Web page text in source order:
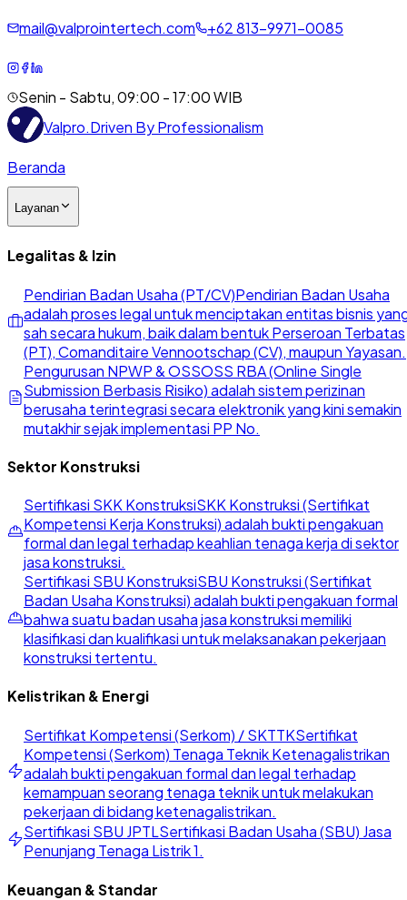
mail@valprointertech.com +62813-9971-0085
Senin - Sabtu, 09:00 - 17:00 WIB
Valpro.Driven By Professionalism
Beranda
Layanan
Legalitas & Izin
Pendirian Badan Usaha (PT/CV)Pendirian Badan Usaha
adalah proses legal untuk menciptakan entitas bisnis
sah secara hukum, baik dalam bentuk Perseroan Terbatas
(PT), Comanditaire Vennootschap (CV), maupun Yayasan.
Pengurusan NPWP & OSSOSS RBA (Online Single
Submission Berbasis Risiko) adalah sistem perizinan
berusaha terintegrasi secara elektronik yang kini semakin
mutakhir sejak implementasi PP No.
Sektor Konstruksi
Sertifikasi SKK KonstruksiSKK Konstruksi (Sertifikat
Kompetensi Kerja Konstruksi) adalah bukti pengakuan
formal dan legal terhadap keahlian tenaga kerja di sektor
jasa konstruksi.
Sertifikasi SBU KonstruksiSBU Konstruksi (Sertifikat
Badan Usaha Konstruksi) adalah bukti pengakuan formal
bahwa suatu badan usaha jasa konstruksi memiliki
klasifikasi dan kualifikasi untuk melaksanakan pekerjaan
konstruksi tertentu.
Kelistrikan & Energi
Sertifikat Kompetensi (Serkom) / SKTTKSertifikat
Kompetensi (Serkom) Tenaga Teknik Ketenagalistrikan
adalah bukti pengakuan formal dan legal terhadap
kemampuan seorang tenaga teknik untuk melakukan
pekerjaan di bidang ketenagalistrikan.
Sertifikasi SBU JPTLSertifikasi Badan Usaha (SBU) Jasa
Penunjang Tenaga Listrik 1.
Keuangan & Standar